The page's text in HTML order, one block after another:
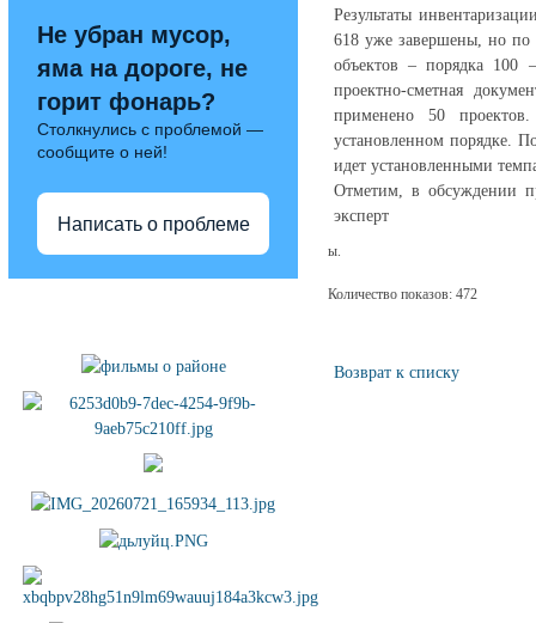
Не убран мусор,
яма на дороге, не
горит фонарь?
Столкнулись с проблемой —
сообщите о ней!
Написать о проблеме
Результаты
618 уже завершены, но по
объектов – порядка 100
проектно-сметная
применено 50
установленном порядке.
идет установленными
Отметим, в обсуждении
эксперт
ы.
Количество показов: 472
Возврат к списку